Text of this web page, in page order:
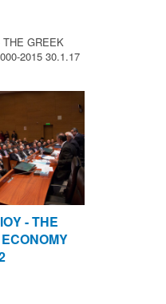
GREEK
2015 30.1.17
- ΤΗΕ